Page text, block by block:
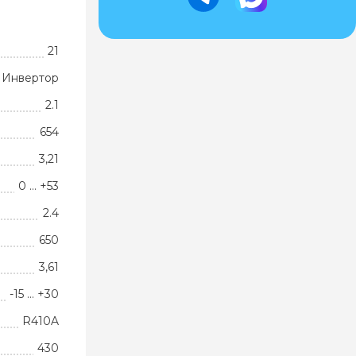
21
Инвертор
2.1
654
3,21
0 … +53
2.4
650
3,61
-15 … +30
R410A
430